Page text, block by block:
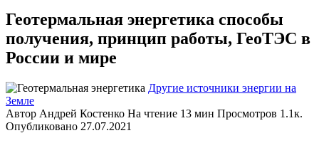
Геотермальная энергетика способы
получения, принцип работы, ГеоТЭС в
России и мире
Другие источники энергии на
Земле
Автор Андрей Костенко На чтение 13 мин Просмотров 1.1к.
Опубликовано 27.07.2021